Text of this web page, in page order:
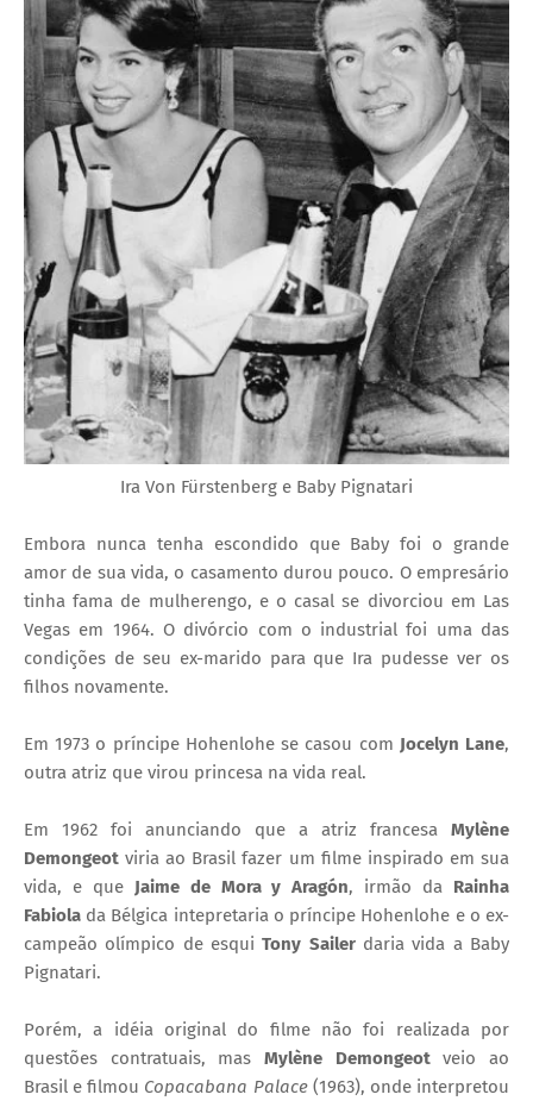
Ira Von Fürstenberg e Baby Pignatari
Embora nunca tenha escondido que Baby foi o grande
amor de sua vida, o casamento durou pouco. O empresário
tinha fama de mulherengo, e o casal se divorciou em Las
Vegas em 1964. O divórcio com o industrial foi uma das
condições de seu ex-marido para que Ira pudesse ver os
filhos novamente.
Em 1973 o príncipe Hohenlohe se casou com Jocelyn Lane,
outra atriz que virou princesa na vida real.
Em 1962 foi anunciando que a atriz francesa Mylène
Demongeot viria ao Brasil fazer um filme inspirado em sua
vida, e que Jaime de Mora y Aragón, irmão da Rainha
Fabiola da Bélgica intepretaria o príncipe Hohenlohe e o ex-
campeão olímpico de esquiTony Sailerdaria vida a Baby
Pignatari.
Porém, a idéia original do filme não foi realizada por
questões contratuais, mas Mylène Demongeotveio ao
Brasil e filmou Copacabana Palace(1963), onde interpretou